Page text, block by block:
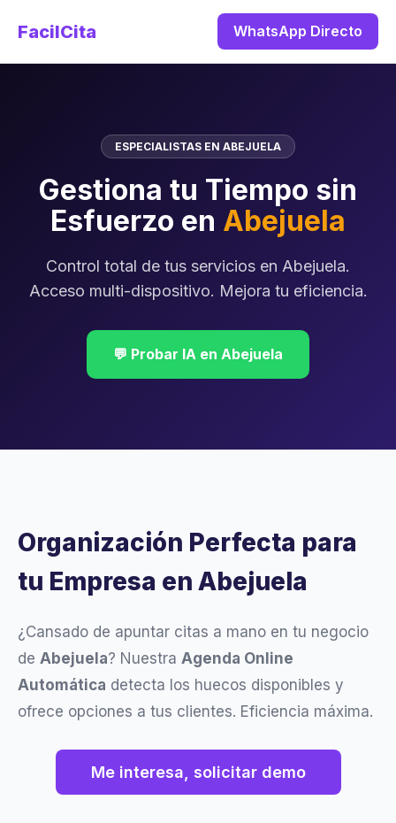
FacilCita WhatsApp Directo
ESPECIALISTAS EN ABEJUELA
Gestiona tu Tiempo sin
Esfuerzo en Abejuela
Control total de tus servicios en Abejuela.
Acceso multi-dispositivo. Mejora tu eficiencia.
💬 Probar IA en Abejuela
Organización Perfecta para
tu Empresa en Abejuela
¿Cansado de apuntar citas a mano en tu negocio
de Abejuela? Nuestra Agenda Online
Automática detecta los huecos disponibles y
ofrece opciones a tus clientes. Eficiencia máxima.
Me interesa, solicitar demo